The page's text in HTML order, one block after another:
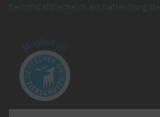
tierinfo[at]tierheim-aschaffenburg.de